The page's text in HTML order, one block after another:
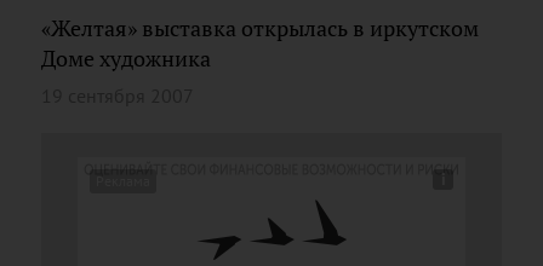
«Желтая» выставка открылась в иркутском
Доме художника